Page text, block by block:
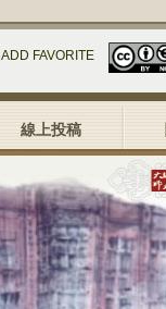
ADD FAVORITE
線上投稿